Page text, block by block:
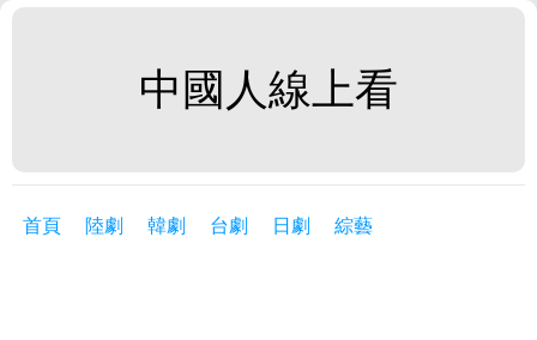
中國人線上看
首頁 陸劇 韓劇 台劇 日劇 綜藝